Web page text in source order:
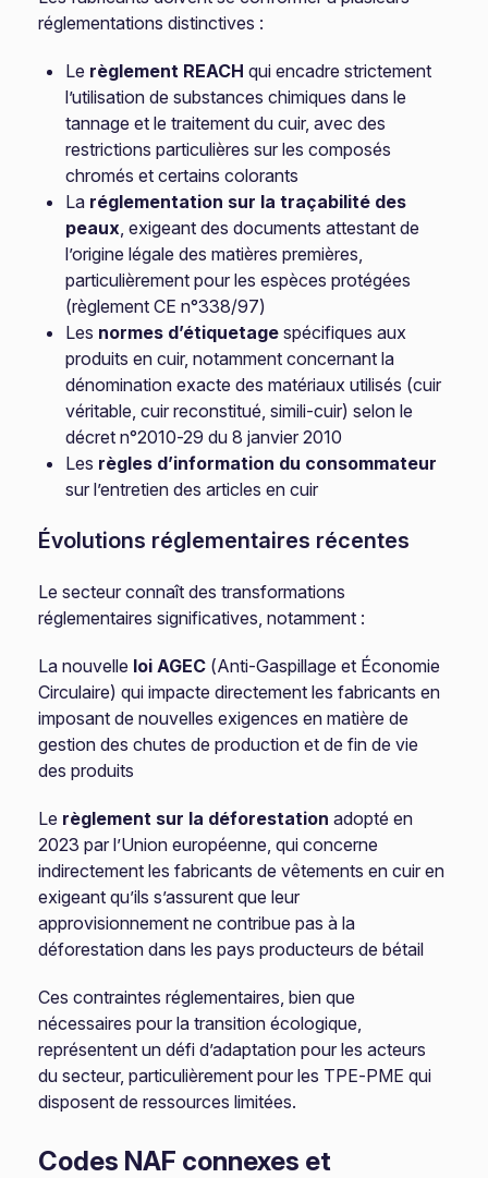
réglementations distinctives :
Le règlement REACH qui encadre strictement
l’utilisation de substances chimiques dans le
tannage et le traitement du cuir, avec des
restrictions particulières sur les composés
chromés et certains colorants
La réglementation sur la traçabilité des
peaux, exigeant des documents attestant de
l’origine légale des matières premières,
particulièrement pour les espèces protégées
(règlement CE n°338/97)
Les normes d’étiquetage spécifiques aux
produits en cuir, notamment concernant la
dénomination exacte des matériaux utilisés (cuir
véritable, cuir reconstitué, simili-cuir) selon le
décret n°2010-29 du 8 janvier 2010
Les règles d’information du consommateur
sur l’entretien des articles en cuir
Évolutions réglementaires récentes
Le secteur connaît des transformations
réglementaires significatives, notamment :
La nouvelle loi AGEC (Anti-Gaspillage et Économie
Circulaire) qui impacte directement les fabricants en
imposant de nouvelles exigences en matière de
gestion des chutes de production et de fin de vie
des produits
Le règlement sur la déforestation adopté en
2023 par l’Union européenne, qui concerne
indirectement les fabricants de vêtements en cuir en
exigeant qu’ils s’assurent que leur
approvisionnement ne contribue pas à la
déforestation dans les pays producteurs de bétail
Ces contraintes réglementaires, bien que
nécessaires pour la transition écologique,
représentent un défi d’adaptation pour les acteurs
du secteur, particulièrement pour les TPE-PME qui
disposent de ressources limitées.
Codes NAF connexes et